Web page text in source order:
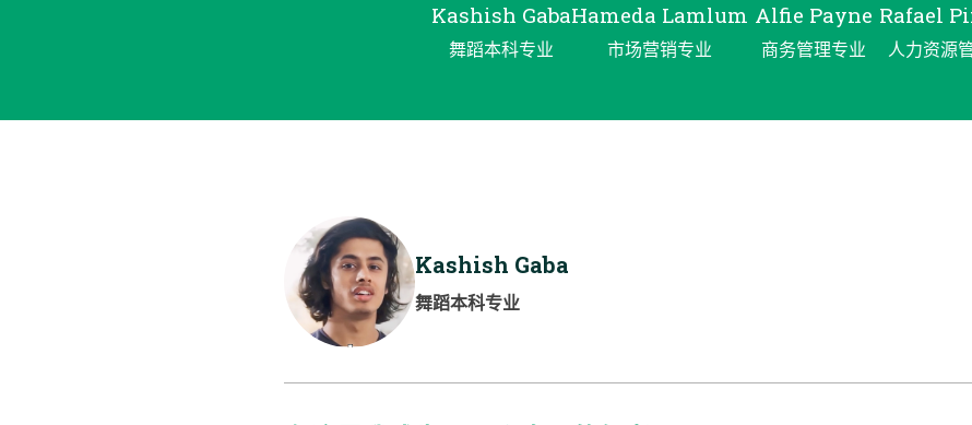
Kashish Gaba
舞蹈本科专业
Hameda Lamlum
市场营销专业
Alfie Payne
商务管理专业
Rafael
人力资源
Kashish Gaba
舞蹈本科专业